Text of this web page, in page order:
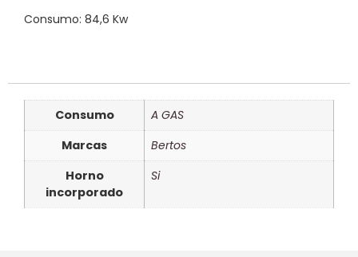
Consumo: 84,6 Kw
Consumo
A GAS
Marcas
Bertos
Horno
incorporado
Si